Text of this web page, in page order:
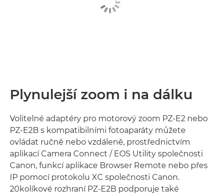
Plynulejší zoom i na dálku
Volitelné adaptéry pro motorový zoom PZ-E2 nebo
PZ-E2B s kompatibilními fotoaparáty můžete
ovládat ručně nebo vzdáleně, prostřednictvím
aplikací Camera Connect / EOS Utility společnosti
Canon, funkcí aplikace Browser Remote nebo přes
IP pomocí protokolu XC společnosti Canon.
20kolíkové rozhraní PZ-E2B podporuje také